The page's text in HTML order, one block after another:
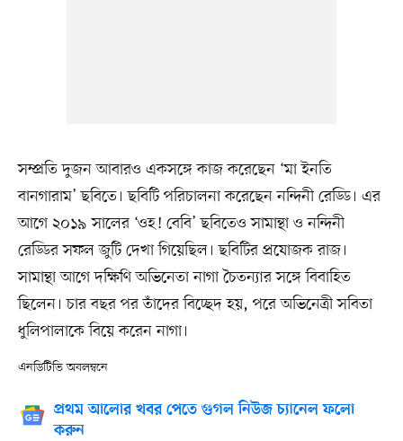
সম্প্রতি দুজন আবারও একসঙ্গে কাজ করেছেন ‘মা ইনতি
বানগারাম’ ছবিতে। ছবিটি পরিচালনা করেছেন নন্দিনী রেড্ডি। এর
আগে ২০১৯ সালের ‘ওহ! বেবি’ ছবিতেও সামান্থা ও নন্দিনী
রেড্ডির সফল জুটি দেখা গিয়েছিল। ছবিটির প্রযোজক রাজ।
সামান্থা আগে দক্ষিণি অভিনেতা নাগা চৈতন্যার সঙ্গে বিবাহিত
ছিলেন। চার বছর পর তাঁদের বিচ্ছেদ হয়, পরে অভিনেত্রী সবিতা
ধুলিপালাকে বিয়ে করেন নাগা।
এনডিটিভি অবলম্বনে
প্রথম আলোর খবর পেতে গুগল নিউজ চ্যানেল ফলো
করুন